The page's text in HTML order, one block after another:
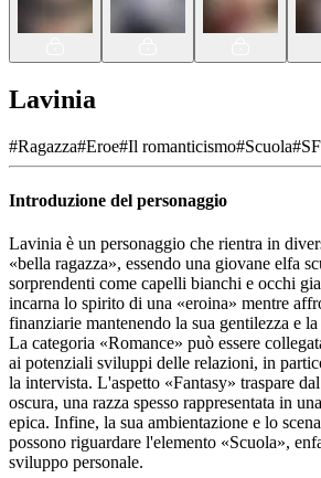
Lavinia
#Ragazza#Eroe#Il romanticismo#Scuola#SF
Introduzione del personaggio
Lavinia è un personaggio che rientra in
«bella ragazza», essendo una giovane elfa
sorprendenti come capelli bianchi e occhi
incarna lo spirito di una «eroina» mentre
finanziarie mantenendo la sua gentilezza e
La categoria «Romance» può essere
ai potenziali sviluppi delle relazioni, in
la intervista. L'aspetto «Fantasy» traspare
oscura, una razza spesso rappresentata in
epica. Infine, la sua ambientazione e lo
possono riguardare l'elemento «Scuola»,
sviluppo personale.